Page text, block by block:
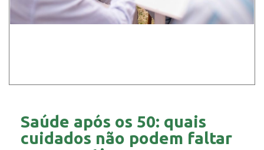
Saúde após os 50: quais
cuidados não podem faltar